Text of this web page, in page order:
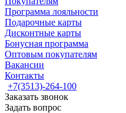
Программа лояльности
Подарочные карты
Дисконтные карты
Бонусная программа
Оптовым покупателям
Вакансии
Контакты
+7(3513)-264-100
Заказать звонок
Задать вопрос